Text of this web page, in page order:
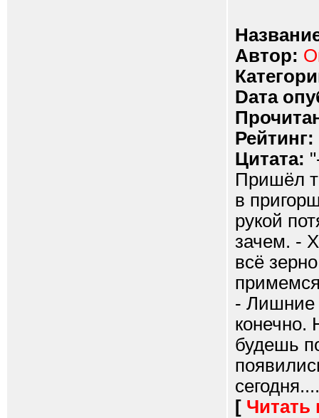
Автор:
Dата
Рейтинг:
Цитата:
Пришёл
в
рукой
зачем. -
всё
- Лишние
конечно.
будешь
[ Читать